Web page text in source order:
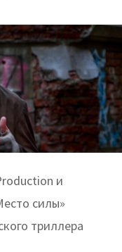
и
силы»
триллера